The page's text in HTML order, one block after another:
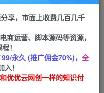
源
无购买权限，请先开通会员
员
享，市面上收费几百几千
商运营、脚本源码等资源，
！
永久 (推广佣金70%)， 全
！
优优云网创一样的知识付